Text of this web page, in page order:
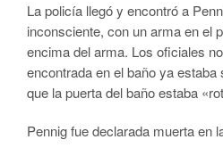
La policía llegó y encontró a
inconsciente, con un arma en el
encima del arma. Los oficiales
encontrada en el baño ya
que la puerta del baño estaba
Pennig fue declarada muerta en